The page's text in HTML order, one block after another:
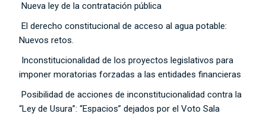
Nueva ley de la contratación pública
El derecho constitucional de acceso al agua potable:
Nuevos retos.
Inconstitucionalidad de los proyectos legislativos para
imponer moratorias forzadas a las entidades financieras
Posibilidad de acciones de inconstitucionalidad contra la
“Ley de Usura”: “Espacios” dejados por el Voto Sala